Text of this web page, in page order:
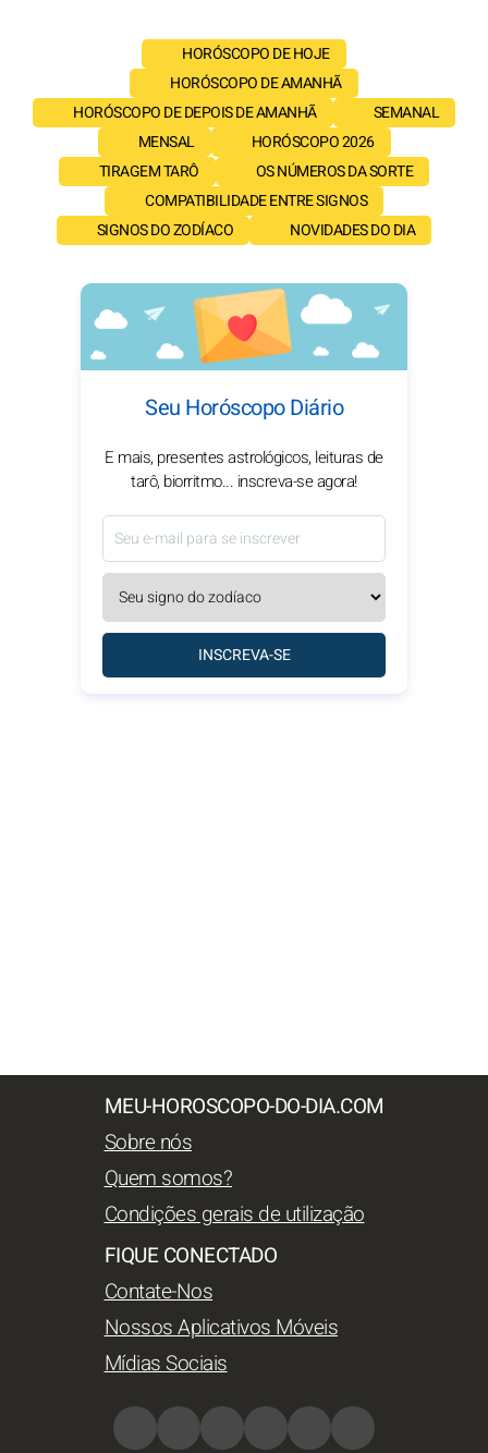
HORÓSCOPO DE HOJE
HORÓSCOPO DE AMANHÃ
HORÓSCOPO DE DEPOIS DE AMANHÃ
SEMANAL
MENSAL
HORÓSCOPO 2026
TIRAGEM TARÔ
OS NÚMEROS DA SORTE
COMPATIBILIDADE ENTRE SIGNOS
SIGNOS DO ZODÍACO
NOVIDADES DO DIA
Seu Horóscopo Diário
E mais, presentes astrológicos, leituras de
tarô, biorritmo... inscreva-se agora!
INSCREVA-SE
MEU-HOROSCOPO-DO-DIA.COM
Sobre nós
Quem somos?
Condições gerais de utilização
FIQUE CONECTADO
Contate-Nos
Nossos Aplicativos Móveis
Mídias Sociais